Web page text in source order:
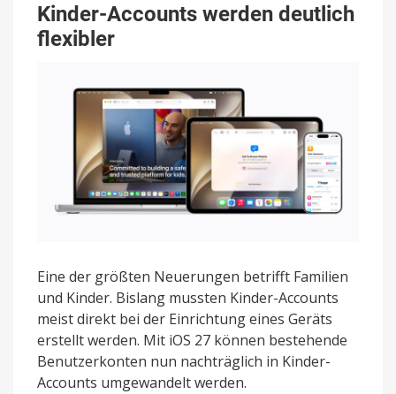
Kinder-Accounts werden deutlich
flexibler
Eine der größten Neuerungen betrifft Familien
und Kinder. Bislang mussten Kinder-Accounts
meist direkt bei der Einrichtung eines Geräts
erstellt werden. Mit iOS 27 können bestehende
Benutzerkonten nun nachträglich in Kinder-
Accounts umgewandelt werden.